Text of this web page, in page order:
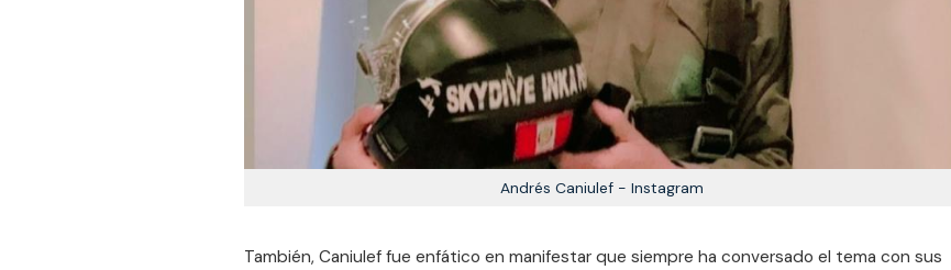
Andrés Caniulef - Instagram
También, Caniulef fue enfático en manifestar que siempre ha conversado el tema con sus